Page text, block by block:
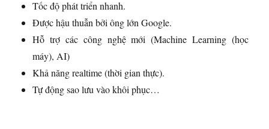
Tốc độ phát triển nhanh.
Được hậu thuẫn bởi ông lớn Google.
Hỗ trợ các công nghệ mới (Machine Learning (học
máy), AI)
Khả năng realtime (thời gian thực).
Tự động sao lưu vào khôi phục…